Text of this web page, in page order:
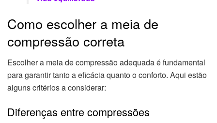
Como escolher a meia de
compressão correta
Escolher a meia de compressão adequada é fundamental
para garantir tanto a eficácia quanto o conforto. Aqui estão
alguns critérios a considerar:
Diferenças entre compressões